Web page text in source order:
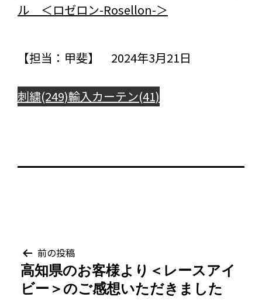
ル ＜ロゼロン-Rosellon-＞
【担当：甲斐】 2024年3月21日
刺繍(249)輸入カーテン(41)
投
稿
前の投稿
高知県のお客様より＜レースアイ
ビー＞のご感想いただきました